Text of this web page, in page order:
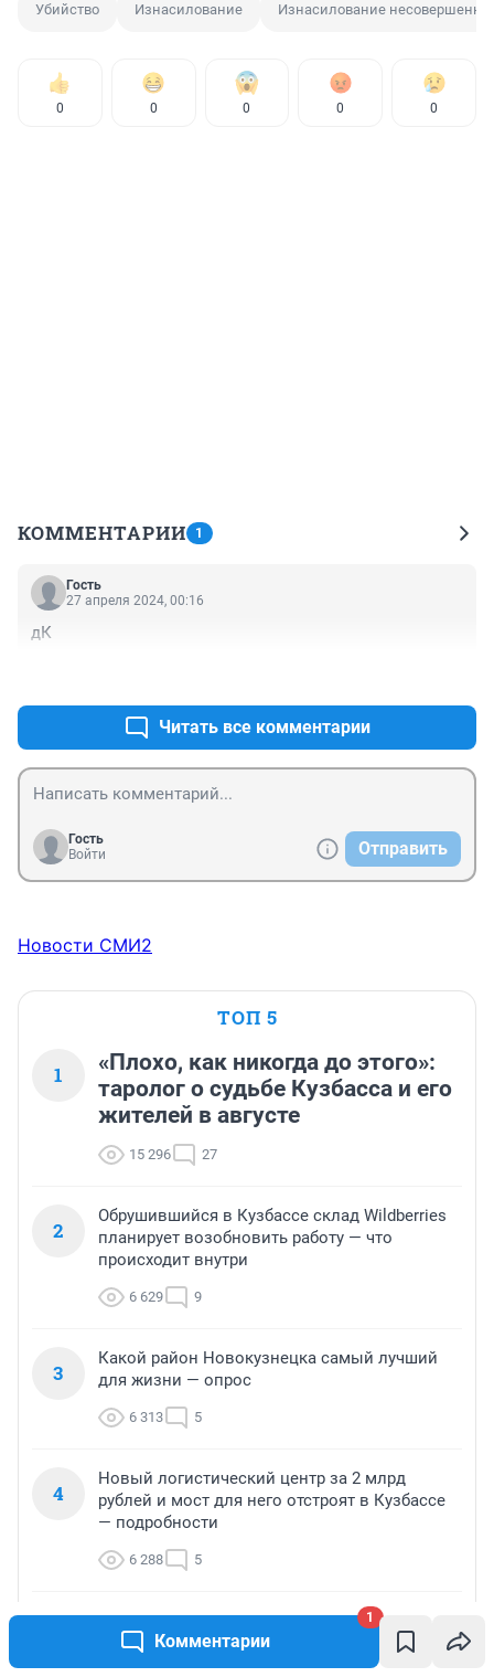
Комментарии
1
Убийство Изнасилование Изнасилование
0 0 0 0 0
КОММЕНТАРИИ 1
Гость
27 апреля 2024, 00:16
дК
Читать все комментарии
Гость
Войти
Отправить
Новости СМИ2
ТОП 5
1
«Плохо, как никогда до этого»:
таролог о судьбе Кузбасса и его
жителей в августе
15 296 27
2
Обрушившийся в Кузбассе склад Wildberries
планирует возобновить работу — что
происходит внутри
6 629 9
3
Какой район Новокузнецка самый лучший
для жизни — опрос
6 313 5
4
Новый логистический центр за 2 млрд
рублей и мост для него отстроят в Кузбассе
— подробности
6 288 5
Дороги целые и школы рядом?
Новокузнечане назвали самый лучший (и
дешевый) район для жизни